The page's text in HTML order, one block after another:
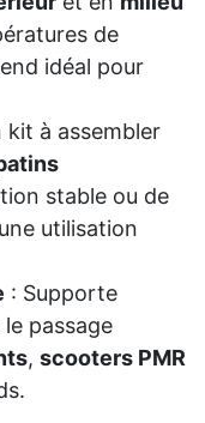
de
idéal pour
kit à assembler
stable ou de
utilisation
: Supporte
passage
, scooters PMR